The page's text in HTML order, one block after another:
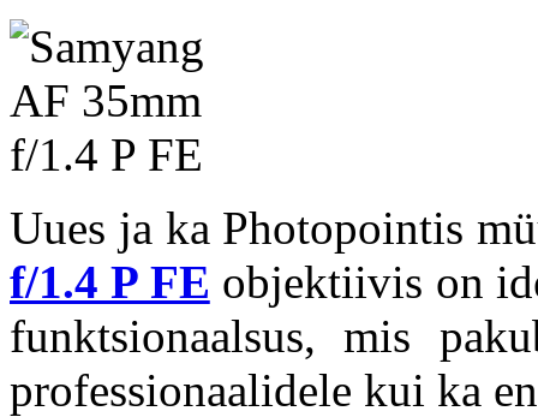
Uues ja ka Photopointis
f/1.4 P FE objektiivis on
funktsionaalsus, mis
professionaalidele kui ka